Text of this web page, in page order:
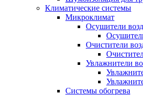
Климатические системы
Микроклимат
Осушители
Очистители
Увлажнители
Системы обогрева